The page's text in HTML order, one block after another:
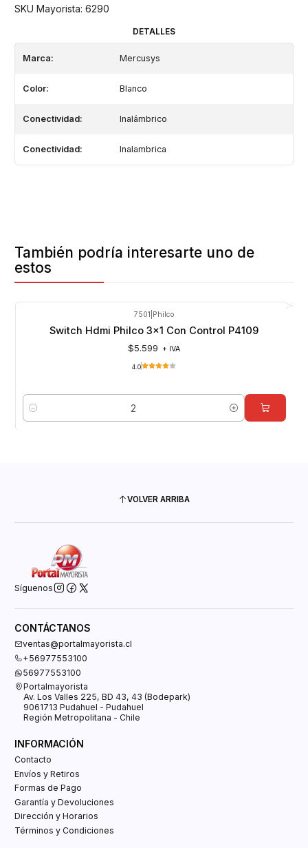
SKU Mayorista: 6290
DETALLES
Marca: Mercusys
Color: Blanco
Conectividad: Inalámbrico
Conectividad: Inalambrica
También podría interesarte uno de
estos
7501 Philco
Switch Hdmi Philco 3x1 Con Control P4109
$5.599 + IVA
4.0
Cantidad
VOLVER ARRIBA
Síguenos
CONTÁCTANOS
ventas@portalmayorista.cl
+56977553100
56977553100
Portalmayorista
Av. Los Valles 225, BD 43, 43 (Bodepark)
9061713 Pudahuel - Pudahuel
Región Metropolitana - Chile
INFORMACIÓN
Contacto
Envíos y Retiros
Formas de Pago
Garantía y Devoluciones
Dirección y Horarios
Términos y Condiciones